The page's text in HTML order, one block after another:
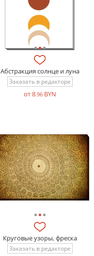
Абстракция солнце и луна
Заказать в редакторе
от 8.96BYN
Круговые узоры, фреска
Заказать в редакторе